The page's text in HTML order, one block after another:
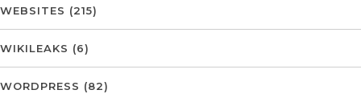
WEBSITES (215)
WIKILEAKS (6)
WORDPRESS (82)